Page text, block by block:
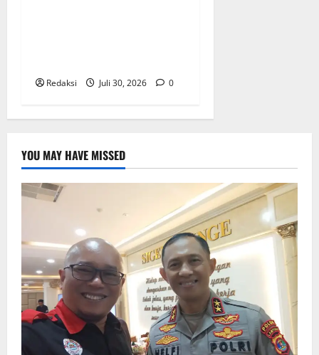
Redaksi Juli 30, 2026 0
YOU MAY HAVE MISSED